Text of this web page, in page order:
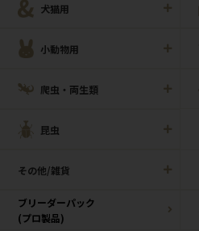
犬猫用
小動物用
爬虫・両生類
昆虫
その他/雑貨
ブリーダーパック
(プロ製品)